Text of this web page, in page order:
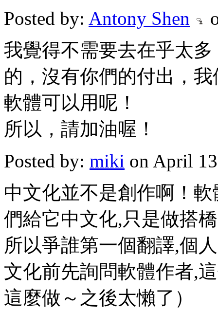
Posted by: Antony Shen
我覺得不需要去在乎太
的，沒有你們的付出，
軟體可以用呢！
所以，請加油喔！
Posted by: miki on April
中文化並不是創作啊！
們給它中文化,只是做搭
所以爭誰第一個翻譯,個
文化前先詢問軟體作者,
這麼做～之後太懶了）